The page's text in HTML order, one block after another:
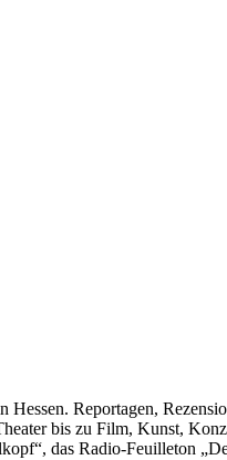
Reportagen,
bis zu Film, Kunst,
das Radio-Feuilleton